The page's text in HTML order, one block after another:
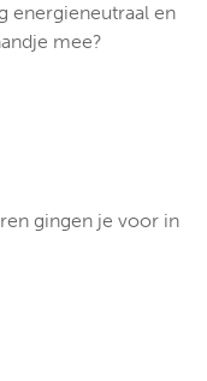
energieneutraal en
mee?
gingen je voor in